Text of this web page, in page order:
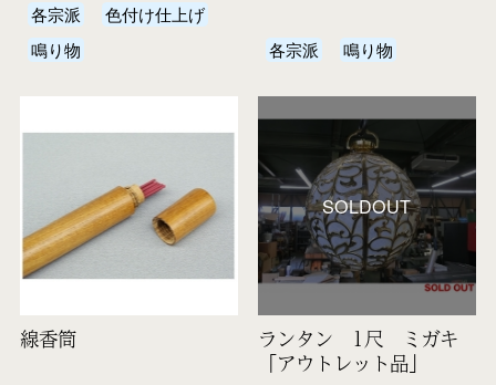
各宗派
色付け仕上げ
鳴り物
各宗派 鳴り物
線香筒
SOLDOUT
ランタン 1尺 ミガキ
「アウトレット品」